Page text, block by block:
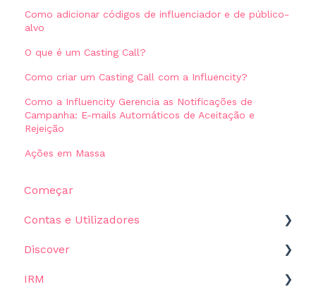
Como adicionar códigos de influenciador e de público-
alvo
O que é um Casting Call?
Como criar um Casting Call com a Influencity?
Como a Influencity Gerencia as Notificações de
Campanha: E-mails Automáticos de Aceitação e
Rejeição
Ações em Massa
Começar
Contas e Utilizadores
Definições
Discover
Começar
IRM